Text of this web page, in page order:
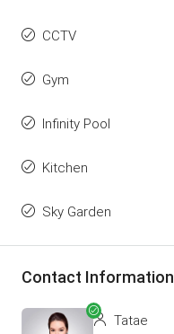
CCTV
Gym
Infinity Pool
Kitchen
Sky Garden
Contact Information
Tatae